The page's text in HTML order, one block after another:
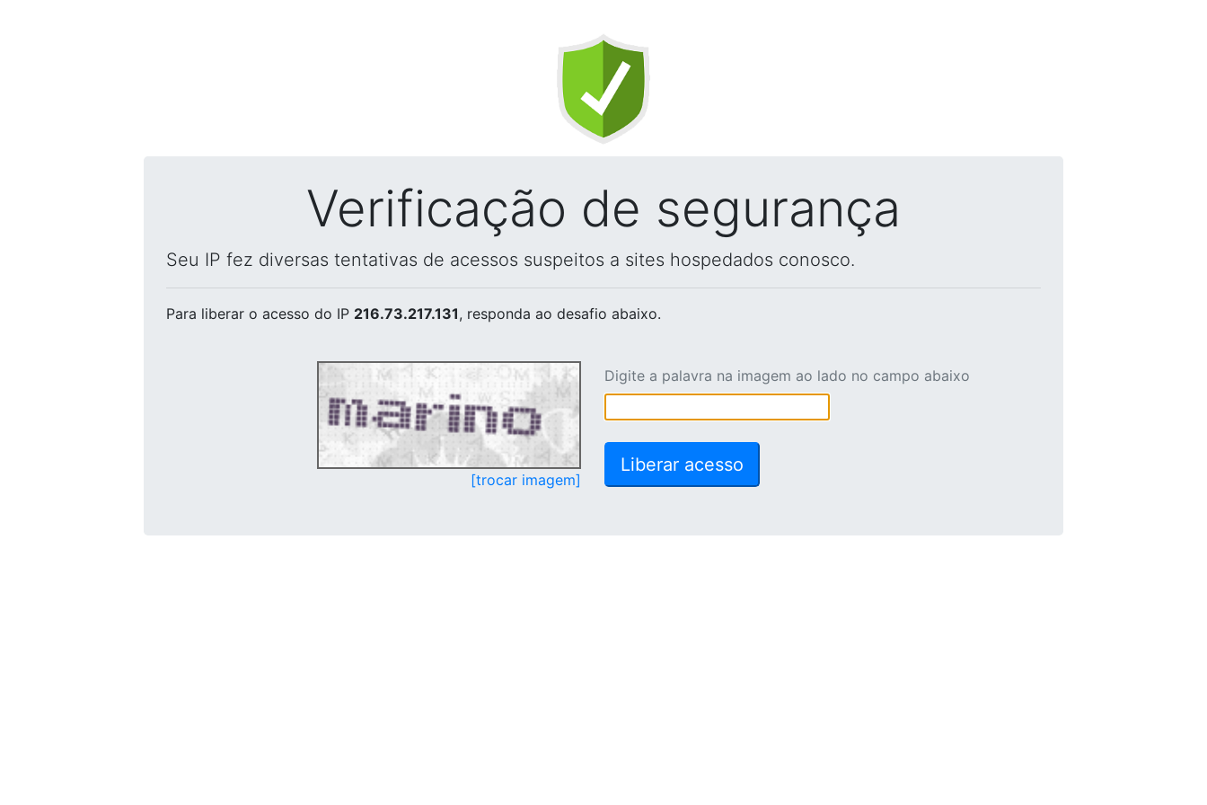
Verificação de segurança
Seu IP fez diversas tentativas de acessos suspeitos a sites hospedados conosco.
Para liberar o acesso do IP 216.73.217.131, responda ao desafio abaixo.
[trocar imagem]
Digite a palavra na imagem ao lado no campo abaixo